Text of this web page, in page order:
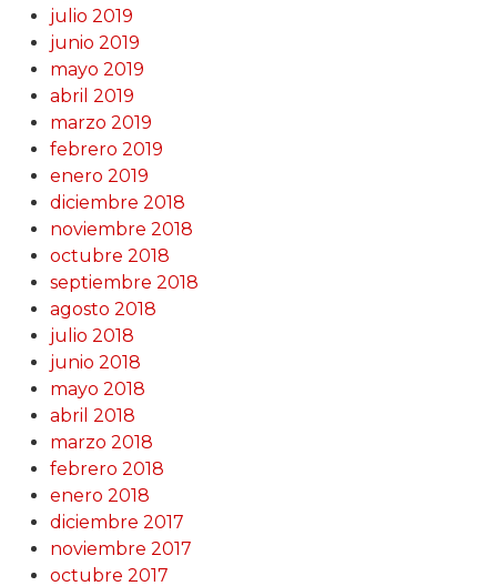
julio 2019
junio 2019
mayo 2019
abril 2019
marzo 2019
febrero 2019
enero 2019
diciembre 2018
noviembre 2018
octubre 2018
septiembre 2018
agosto 2018
julio 2018
junio 2018
mayo 2018
abril 2018
marzo 2018
febrero 2018
enero 2018
diciembre 2017
noviembre 2017
octubre 2017